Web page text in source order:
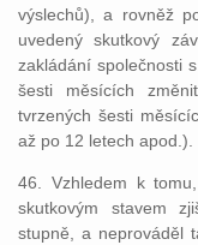
výslechů), a rovněž
uvedený skutkový
zakládání společnosti
šesti měsících
tvrzených šesti
až po 12 letech apod.).
46. Vzhledem k
skutkovým stavem
stupně, a neprováděl